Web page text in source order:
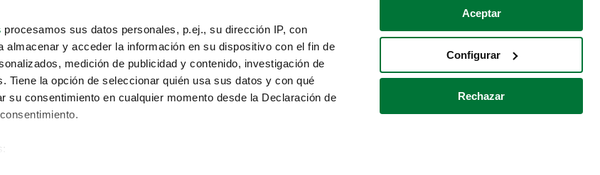
procesamos sus datos personales, p.ej., su dirección IP, con
almacenar y acceder la información en su dispositivo con el fin de
medición de publicidad y contenido, investigación de
Tiene la opción de seleccionar quién usa sus datos y con qué
su consentimiento en cualquier momento desde la Declaración de
Aceptar
Configurar
Rechazar